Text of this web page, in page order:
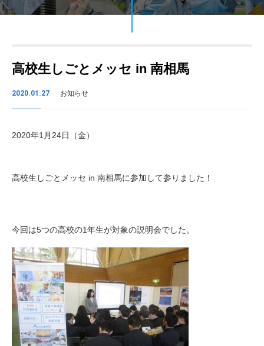
高校生しごとメッセ in 南相馬
2020.01.27 お知らせ
2020年1月24日（金）
高校生しごとメッセ in 南相馬に参加して参りました！
今回は5つの高校の1年生が対象の説明会でした。